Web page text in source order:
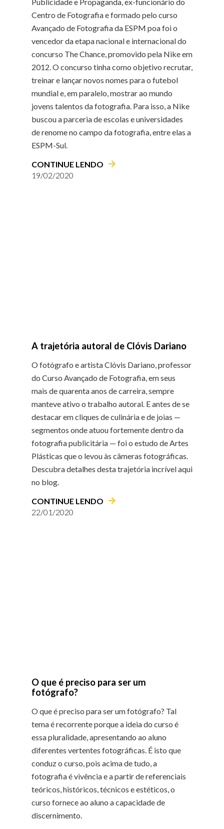
Centro de Fotografia e formado pelo curso
Avançado de Fotografia da ESPM poa foi o
vencedor da etapa nacional e internacional do
concurso The Chance, promovido pela Nike em
2012. O concurso tinha como objetivo recrutar,
treinar e lançar novos nomes para o futebol
mundial e, em paralelo, mostrar ao mundo
jovens talentos da fotografia. Para isso, a Nike
buscou a parceria de escolas e universidades
de renome no campo da fotografia, entre elas a
ESPM-Sul.
19/02/2020
CONTINUE LENDO
A trajetória autoral de Clóvis Dariano
O fotógrafo e artista Clóvis Dariano, professor
do Curso Avançado de Fotografia, em seus
mais de quarenta anos de carreira, sempre
manteve ativo o trabalho autoral. E antes de se
destacar em cliques de culinária e de joias —
segmentos onde atuou fortemente dentro da
fotografia publicitária — foi o estudo de Artes
Plásticas que o levou às câmeras fotográficas.
Descubra detalhes desta trajetória incrível aqui
no blog.
22/01/2020
CONTINUE LENDO
O que é preciso para ser um
fotógrafo?
O que é preciso para ser um fotógrafo? Tal
tema é recorrente porque a ideia do curso é
essa pluralidade, apresentando ao aluno
diferentes vertentes fotográficas. É isto que
conduz o curso, pois acima de tudo, a
fotografia é vivência e a partir de referenciais
teóricos, históricos, técnicos e estéticos, o
curso fornece ao aluno a capacidade de
discernimento.